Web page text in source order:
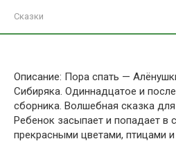
Сказки
Описание: Пора спать —
Сибиряка. Одиннадцатое и
сборника. Волшебная сказка
Ребенок засыпает и попадает в
прекрасными цветами, птицами